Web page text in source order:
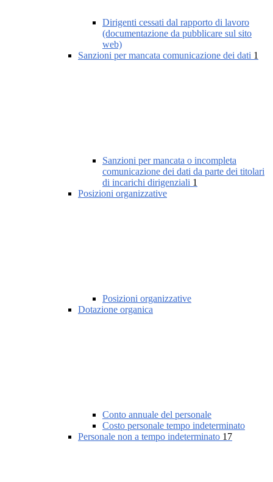
Dirigenti cessati dal rapporto di lavoro
(documentazione da pubblicare sul sito
web)
Sanzioni per mancata comunicazione dei dati 1
Sanzioni per mancata o incompleta
comunicazione dei dati da parte dei titolari
di incarichi dirigenziali 1
Posizioni organizzative
Posizioni organizzative
Dotazione organica
Conto annuale del personale
Costo personale tempo indeterminato
Personale non a tempo indeterminato 17